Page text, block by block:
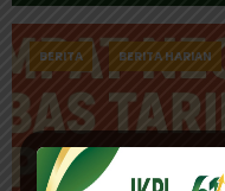
BERITA BERITA HARIAN